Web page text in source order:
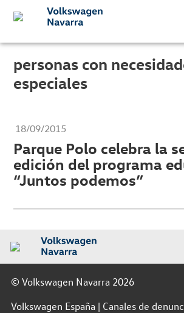
personas con
especiales
18/09/2015
Parque Polo celebra la
edición del programa
“Juntos podemos”
© Volkswagen Navarra 2026
Volkswagen España
Canales de